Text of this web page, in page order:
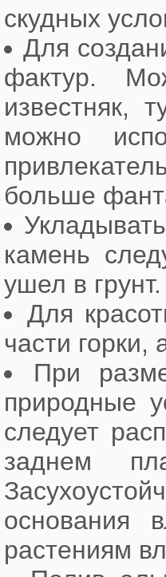
скудных
Для
фактур.
известняк,
можно
больше
камень
ушел в грунт.
Для
части
При
природные
следует
заднем
основания
растениям